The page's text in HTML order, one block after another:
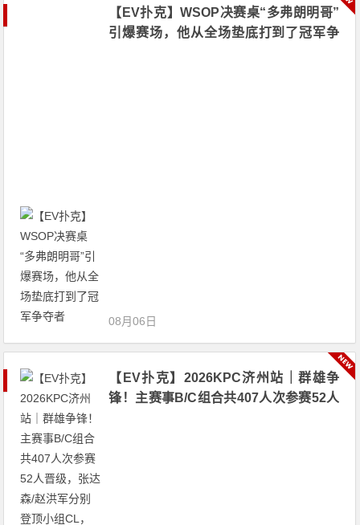
【EV扑克】WSOP决赛桌“多弗朗明哥”
引爆赛场，他从全场垫底打到了冠军争
08月06日
【EV扑克】2026KPC济州站｜群雄争
锋！主赛事B/C组合共407人次参赛52人